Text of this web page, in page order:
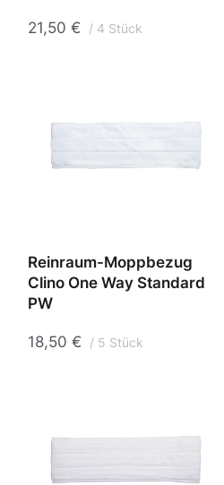
21,50 € 4 Stück
Reinraum-Moppbezug
Clino One Way Standard
PW
18,50 € 5 Stück